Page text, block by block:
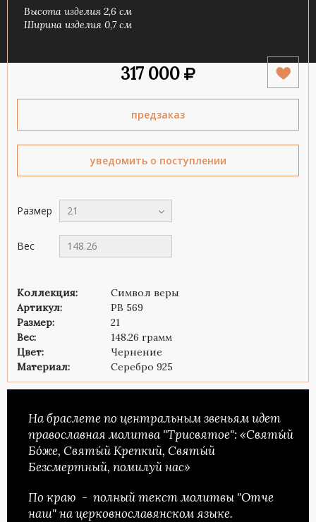
Высота изделия 2,6 см
Ширина изделия 0,7 см
317 000
предзаказ
уведомить о поступлении
Размер 21
Вес 148.26
Коллекция:
Символ веры
Артикул:
PB 569
Размер:
21
Вес:
148.26 грамм
Цвет:
Чернение
Материал:
Серебро 925
На браслете по центральным звеньям идет
православная молитва "Трисвятое": «Святы́й
Бо́же, Святы́й Крепкий, Святы́й
Безсмертный, помилуй нас»
По краю - полный текст молитвы "Отче
наш" на церковнославянском языке.